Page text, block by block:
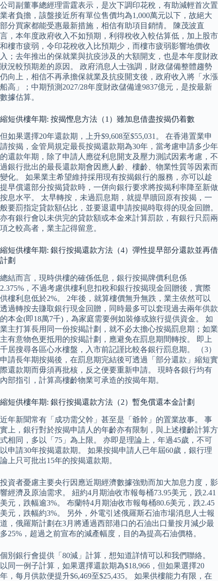
公司副董事總經理雷霆表示，是次下調印花稅，有助減輕首次置
業者負擔，該盤接近所有單位售價均為1,000萬元以下，故絕大
部分買家都能受惠最新措施，相信有助項目銷情。 陳茂波直
言，本年度政府收入不如預期，利得稅收入較估算低，加上股市
和樓市疲弱，令印花稅收入比預期少，而樓市疲弱影響地價收
入；去年推出的保就業與抗疫涉及的大額開支，也是本年度財政
狀況較預期差的原因。 政府消息人士強調，財政儲備整體趨勢
仍向上，相信不再承擔保就業及抗疫開支後，政府收入將「水漲
船高」；中期預測2027/28年度財政儲備達9837億元，是按最新
數據估算。
縮短供樓年期: 按揭慳息方法（1）雖加息借盡按揭仍着數
但如果選擇20年還款期，上升$9,608至$55,031。 在香港置業申
請按揭，金管局規定最長按揭還款期為30年，當考慮申請多少年
的還款年期，除了申請人應從利息開支及壓力測試因素考慮，不
過銀行批出的最長還款期會因應人齡、樓齡、物業性質等因素而
變化。 如果業主希望維持採用現有按揭銀行的服務，亦可以趁
提早償還部分按揭貸款時，一併向銀行要求將按揭利率降至新做
按息水平。 太早轉按，未過罰息期，就提早贖回原有按揭，一
般要罰指定貸款額佔比，並要退還申請按揭時取得的現金回贈。
亦有銀行會以未供完的貸款額或本金來計算罰款，有銀行只罰兩
項之較高者，業主記得留意。
縮短供樓年期: 銀行按揭還款方法（4）彈性提早部分還款並再借
計劃
總結而言，現時供樓的確係低息，銀行按揭牌價利息係
2.375%，不過考慮供樓利息扣稅和銀行按揭現金回贈後，實際
供樓利息低於2%。 2年後，就算樓價無升無跌，業主依然可以
透過轉按去賺取銀行現金回贈，同時最多可以套現過去兩年供款
的本金(即18萬7千)，為家庭需要例如裝修或旅行提供資金。 如
業主打算長用同一份按揭計劃，就不必太擔心按揭罰息期；如業
主有意物色更抵用的按揭計劃，應避免在罰息期間轉按。 即上
千居搜尋各區心水樓盤，入市前記謹比較各銀行罰息期。 （3）
申請長年期按揭後，在罰息期完結後可透過「部分還款」縮短實
際還款期而毋須再批核，反之便要重新申請。 現時各銀行均有
內部指引，計算高樓齡物業可承造的按揭年期。
縮短供樓年期: 銀行按揭還款方法（2）暫免償還本金計劃
近年新聞常有「成功需父幹」甚至是「爺幹」的置業故事。 事
實上，銀行對於按揭申請人的年齡亦有限制，與上述樓齡計算方
式相同，多以「75」為上限。 亦即是理論上，年過45歲，不可
以申請30年按揭還款期。 如果按揭申請人已年屆60歲，銀行理
論上只可批出15年的按揭還款期。
投資者憂慮主要央行因應近期經濟數據強勁而加大加息力度，影
響經濟及原油需求。 紐約4月期油收市報每桶73.95美元，跌2.41
美元，跌幅逾3%。 布蘭特4月期油收市報每桶80.6美元，跌2.45
美元，跌幅約3%。 另外，外電引述俄羅斯石油市場消息人士報
道，俄羅斯計劃在3月將通過西部港口的石油出口量按月減少最
多25%，超過之前宣布的減產幅度，目的為提高石油價格。
個別銀行會提供「80減」計算，想知道詳情可以和我們聯絡。
以同一例子計算，如果選擇還款期為$18,966，但如果選擇20
年，每月供款便提升$6,469至$25,435。 如果供樓能力有限，在